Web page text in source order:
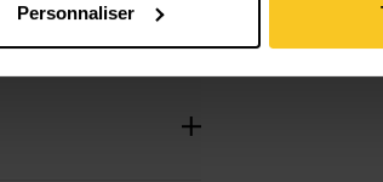
Personnaliser